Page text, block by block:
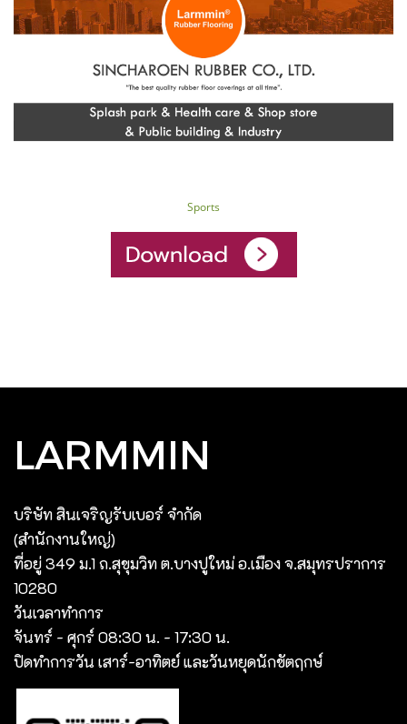
Sports
LARMMIN
บริษัท สินเจริญรับเบอร์ จํากัด
(สํานักงานใหญ่)
ที่อยู่ 349 ม.1 ถ.สุขุมวิท ต.บางปูใหม่ อ.เมือง จ.สมุทรปราการ
10280
วันเวลาทำการ
จันทร์ - ศุกร์ 08:30 น. - 17:30 น.
ปิดทำการวัน เสาร์-อาทิตย์ และวันหยุดนักขัตฤกษ์